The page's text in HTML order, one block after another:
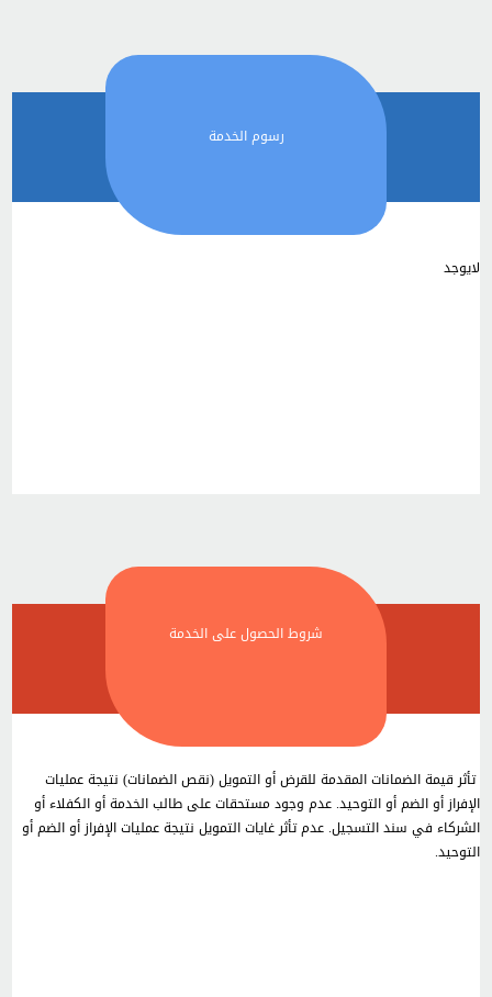
رسوم الخدمة
لايوجد
شروط الحصول على الخدمة
تأثر قيمة الضمانات المقدمة للقرض أو التمويل (نقص الضمانات) نتيجة عمليات
الإفراز أو الضم أو التوحيد. عدم وجود مستحقات على طالب الخدمة أو الكفلاء أو
الشركاء في سند التسجيل. عدم تأثر غايات التمويل نتيجة عمليات الإفراز أو الضم أو
التوحيد.